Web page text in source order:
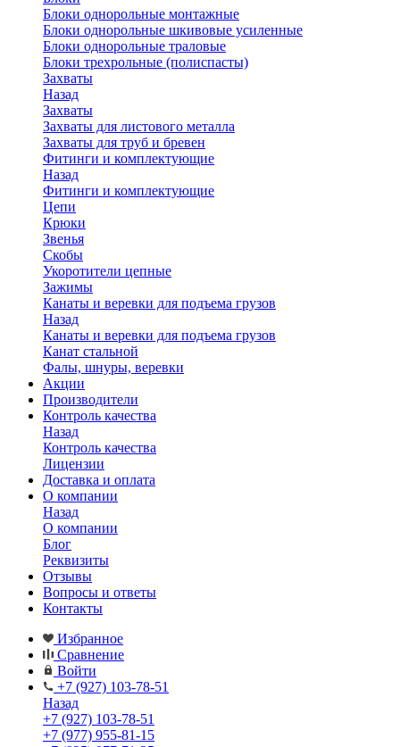
Блоки однорольные монтажные
Блоки однорольные шкивовые усиленные
Блоки однорольные траловые
Блоки трехрольные (полиспасты)
Захваты
Назад
Захваты
Захваты для листового металла
Захваты для труб и бревен
Фитинги и комплектующие
Назад
Фитинги и комплектующие
Цепи
Крюки
Звенья
Скобы
Укоротители цепные
Зажимы
Канаты и веревки для подъема грузов
Назад
Канаты и веревки для подъема грузов
Канат стальной
Фалы, шнуры, веревки
Акции
Производители
Контроль качества
Назад
Контроль качества
Лицензии
Доставка и оплата
О компании
Назад
О компании
Блог
Реквизиты
Отзывы
Вопросы и ответы
Контакты
Избранное
Сравнение
Войти
+7 (927) 103-78-51
Назад
+7 (927) 103-78-51
+7 (977) 955-81-15